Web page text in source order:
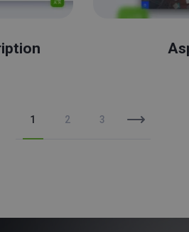
1 2 3